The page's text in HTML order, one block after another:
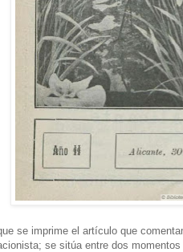
se imprime el artículo que
se sitúa entre dos